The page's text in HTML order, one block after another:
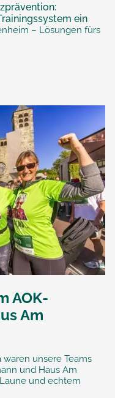
ein
– Lösungen fürs
AOK-
Am
unsere Teams
und Haus Am
und echtem